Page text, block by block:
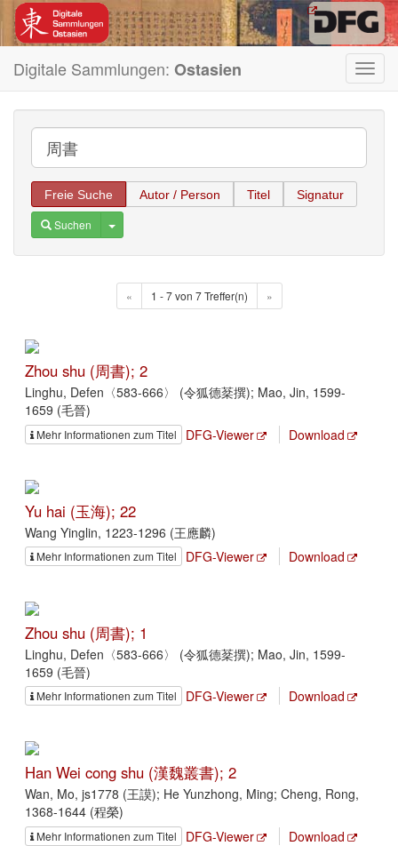
Digitale Sammlungen: Ostasien
Freie Suche Autor / Person Titel Signatur
Suchen Toggle Dropdown
« 1 - 7 von 7 Treffer(n) »
Zhou shu (周書); 2
Linghu, Defen〈583-666〉 (令狐德棻撰); Mao, Jin, 1599-
1659 (毛晉)
Mehr Informationen zum Titel DFG-Viewer Download
Yu hai (玉海); 22
Wang Yinglin, 1223-1296 (王應麟)
Mehr Informationen zum Titel DFG-Viewer Download
Zhou shu (周書); 1
Linghu, Defen〈583-666〉 (令狐德棻撰); Mao, Jin, 1599-
1659 (毛晉)
Mehr Informationen zum Titel DFG-Viewer Download
Han Wei cong shu (漢魏叢書); 2
Wan, Mo, js1778 (王謨); He Yunzhong, Ming; Cheng, Rong,
1368-1644 (程榮)
Mehr Informationen zum Titel DFG-Viewer Download